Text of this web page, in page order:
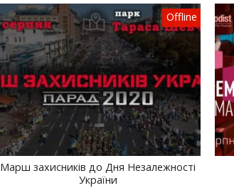
Offline
Марш захисників до Дня Незалежності
України